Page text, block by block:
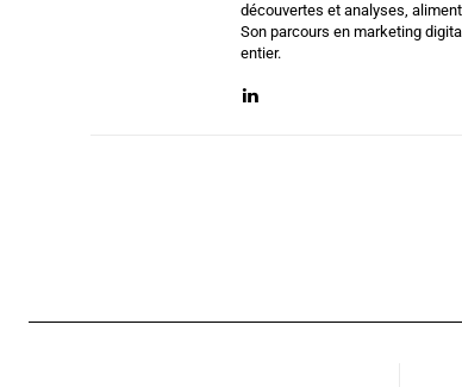
découvertes et analyses,
Son parcours en marketing
entier.